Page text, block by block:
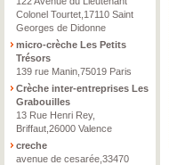
Colonel Tourtet,17110 Saint
Georges de Didonne
micro-crèche Les Petits
Trésors
139 rue Manin,75019 Paris
Crèche inter-entreprises Les
Grabouilles
13 Rue Henri Rey,
Briffaut,26000 Valence
creche
avenue de cesarée,33470